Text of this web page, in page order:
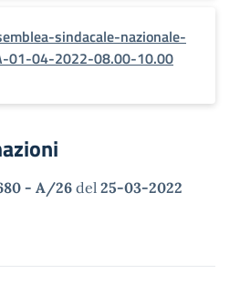
sindacale-nazionale-
01-04-2022-08.00-10.00
- A/26del 25-03-2022